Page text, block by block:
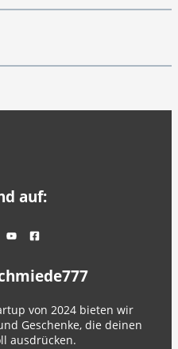
auf:
von 2024 bieten wir
Geschenke, die deinen
ausdrücken.